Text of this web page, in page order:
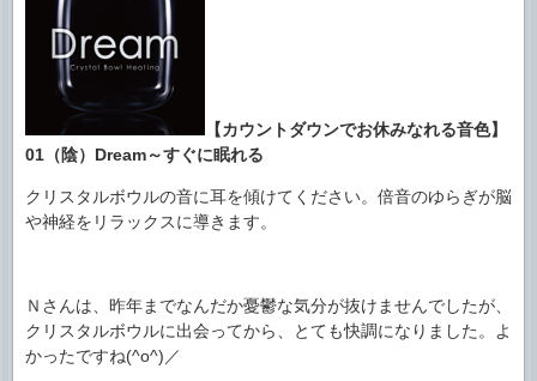
【カウントダウンでお休みなれる音色】
01（陰）Dream～すぐに眠れる
クリスタルボウルの音に耳を傾けてください。倍音のゆらぎが脳
や神経をリラックスに導きます。
Ｎさんは、昨年までなんだか憂鬱な気分が抜けませんでしたが、
クリスタルボウルに出会ってから、とても快調になりました。よ
かったですね(^o^)／